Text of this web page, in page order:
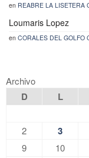
en REABRE LA LISETERA
Loumaris Lopez
en CORALES DEL GOLFO
Archivo
D L
2 3
9
10